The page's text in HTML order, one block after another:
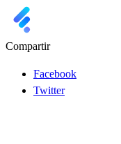
Compartir
Facebook
Twitter